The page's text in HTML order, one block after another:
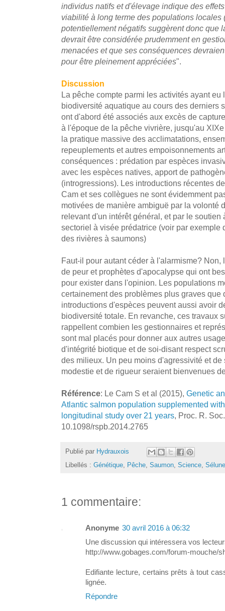
individus natifs et d'élevage indique des
viabilité à long terme des populations
potentiellement négatifs suggèrent donc que
devrait être considérée prudemment en
menacées et que ses conséquences
pour être pleinement appréciées".
Discussion
La pêche compte parmi les activités ayant eu
biodiversité aquatique au cours des derniers
ont d'abord été associés aux excès de
à l'époque de la pêche vivrière, jusqu'au
la pratique massive des acclimatations,
repeuplements et autres empoisonnements
conséquences : prédation par espèces
avec les espèces natives, apport de
(introgressions). Les introductions récentes
Cam et ses collègues ne sont évidemment
motivées de manière ambiguë par la volonté
relevant d'un intérêt général, et par le soutien
sectoriel à visée prédatrice (voir par exemple
des rivières à saumons)
Faut-il pour autant céder à l'alarmisme?
de peur et prophètes d'apocalypse qui ont
pour exister dans l'opinion. Les populations
certainement des problèmes plus graves
introductions d'espèces peuvent aussi avoir
biodiversité totale. En revanche, ces travaux
rappellent combien les gestionnaires et
sont mal placés pour donner aux autres
d'intégrité biotique et de soi-disant respect
des milieux. Un peu moins d'agressivité et
modestie et de rigueur seraient bienvenues
Référence: Le Cam S et al (2015), Genetic
Atlantic salmon population supplemented
longitudinal study over 21 years, Proc. R.
10.1098/rspb.2014.2765
Publié par Hydrauxois
Libellés : Génétique, Pêche, Saumon, Science, Sélune
1 commentaire:
Anonyme 30 avril 2016 à 06:32
Une discussion qui intéressera vos
http://www.gobages.com/forum-mouche/
Edifiante lecture, certains prêts à tout
lignée.
Répondre